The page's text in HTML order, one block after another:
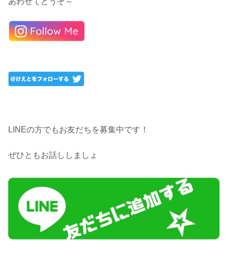
LINEの方でもお友だちを募集中です！
ぜひともお話ししましょ